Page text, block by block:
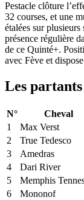
Pestacle clôture
32 courses, et une
étalées sur
présence régulière
de ce Quinté+.
avec Fève et
Les partants
N° Cheval
1
Max Verst
2
True Tedesco
3
Amedras
4
Dari River
5
Memphis
6
Mononof